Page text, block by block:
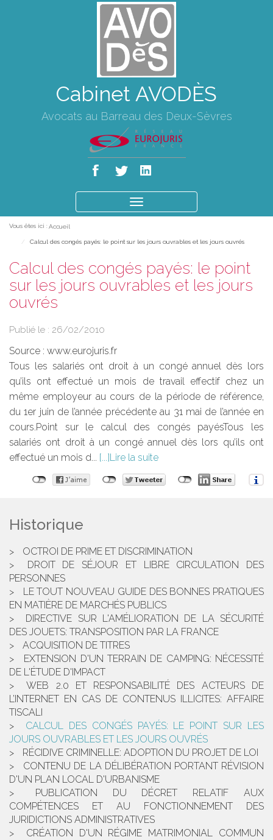
Cabinet AVODÈS
Avocats au Barreau des Deux-Sèvres
le
Vous êtes ici : Accueil
Calcul des congés payés: le point sur les jours ouvrables et les jours ouvrés
Calcul des congés payés: le point
sur les jours ouvrables et les jours
ouvrés
Publié le : 26/02/2010
Source : www.eurojuris.fr
Tous les salariés ont droit à un congé annuel dès lors
qu’ils ont effectué un mois de travail effectif chez un
même employeur au cours de la période de référence,
du 1er juin de l’année précédente au 31 mai de l’année en
cours.Point sur le calcul des congés payésTous les
salariés ont droit à un congé annuel dès lors qu’ils ont
effectué un mois d...
Lire la suite
Historique
OCTROI DE PRIME ET DISCRIMINATION
DROIT DE SÉJOUR ET LIBRE CIRCULATION DES
PERSONNES
LE TOUT NOUVEAU GUIDE DES BONNES PRATIQUES
EN MATIÈRE DE MARCHÉS PUBLICS
DIRECTIVE SUR L'AMÉLIORATION DE LA SÉCURITÉ
DES JOUETS: TRANSPOSITION PAR LA FRANCE
ACQUISITION DE TITRES
EXTENSION D'UN TERRAIN DE CAMPING: NÉCESSITÉ
DE L'ÉTUDE D'IMPACT
WEB 2.0 ET RESPONSABILITÉ DES ACTEURS DE
L’INTERNET EN CAS DE CONTENUS ILLICITES: AFFAIRE
TISCALI
CALCUL DES CONGÉS PAYÉS: LE POINT SUR LES
JOURS OUVRABLES ET LES JOURS OUVRÉS
RÉCIDIVE CRIMINELLE: ADOPTION DU PROJET DE LOI
CONTENU DE LA DÉLIBÉRATION PORTANT RÉVISION
D'UN PLAN LOCAL D'URBANISME
PUBLICATION DU DÉCRET RELATIF AUX
COMPÉTENCES ET AU FONCTIONNEMENT DES
JURIDICTIONS ADMINISTRATIVES
CRÉATION D'UN RÉGIME MATRIMONIAL COMMUN